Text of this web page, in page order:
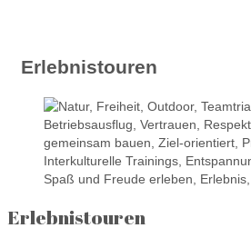
Erlebnistouren
Erlebnistouren